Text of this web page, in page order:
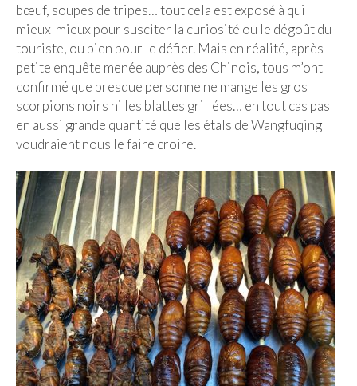
bœuf, soupes de tripes… tout cela est exposé à qui
mieux-mieux pour susciter la curiosité ou le dégoût du
touriste, ou bien pour le défier. Mais en réalité, après
petite enquête menée auprès des Chinois, tous m’ont
confirmé que presque personne ne mange les gros
scorpions noirs ni les blattes grillées… en tout cas pas
en aussi grande quantité que les étals de Wangfuqing
voudraient nous le faire croire.